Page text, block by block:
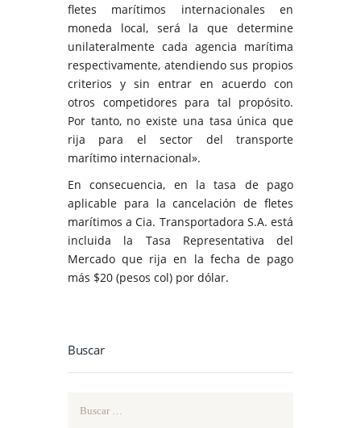
fletes marítimos internacionales en
moneda local, será la que determine
unilateralmente cada agencia marítima
respectivamente, atendiendo sus propios
criterios y sin entrar en acuerdo con
otros competidores para tal propósito.
Por tanto, no existe una tasa única que
rija para el sector del transporte
marítimo internacional».
En consecuencia, en la tasa de pago
aplicable para la cancelación de fletes
marítimos a Cia. Transportadora S.A. está
incluida la Tasa Representativa del
Mercado que rija en la fecha de pago
más $20 (pesos col) por dólar.
Buscar